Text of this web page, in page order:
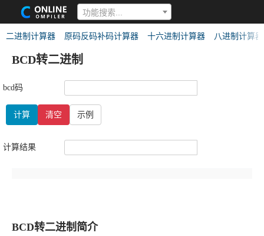
功能搜索...
二进制计算器 原码反码补码计算器 十六进制计算器 八进制计算器
BCD转二进制
bcd码
计算 清空 示例
计算结果
BCD转二进制简介